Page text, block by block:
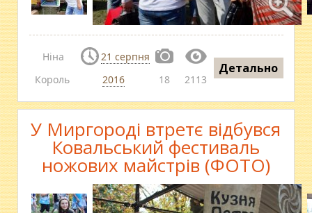
Ніна
Король
21 серпня
2016
18 2113
Детально
У Миргороді втретє відбувся
Ковальський фестиваль
ножових майстрів (ФОТО)